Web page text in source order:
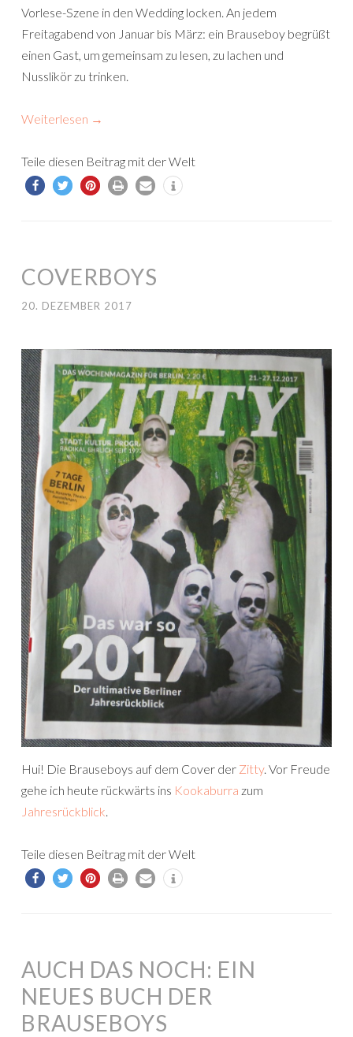
Vorlese-Szene in den Wedding locken. An jedem
Freitagabend von Januar bis März: ein Brauseboy begrüßt
einen Gast, um gemeinsam zu lesen, zu lachen und
Nusslikör zu trinken.
Weiterlesen →
Teile diesen Beitrag mit der Welt
COVERBOYS
20. DEZEMBER 2017
Hui! Die Brauseboys auf dem Cover der Zitty. Vor Freude
gehe ich heute rückwärts ins Kookaburra zum
Jahresrückblick.
Teile diesen Beitrag mit der Welt
AUCH DAS NOCH: EIN
NEUES BUCH DER
BRAUSEBOYS